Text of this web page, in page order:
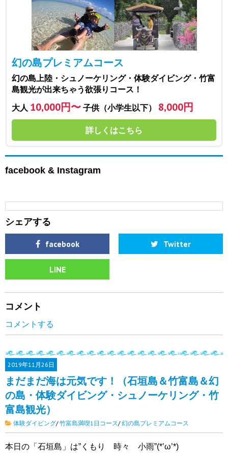
幻の島プレミアムコース
幻の島上陸・シュノーケリング・体験ダイビング・竹富
島観光が出来ちゃう欲張りコース！
大人 10,000円〜 子供（小学生以下） 8,000円
詳しくはこちら
facebook & Instagram
シェアする
facebook Twitter
LINE
コメント
コメントする
2019年11月26日
まだまだ海は元気です！（石垣島＆竹富島＆幻
の島・体験ダイビング・シュノーケリング・竹
富島観光）
体験ダイビング/ 竹富島満喫1日コース/ 幻の島プレミアムコース
本日の「石垣島」は”くもり 時々 小雨”(*’ω’*)